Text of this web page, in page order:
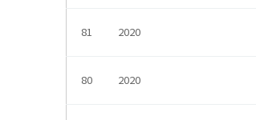
81 2020
80 2020